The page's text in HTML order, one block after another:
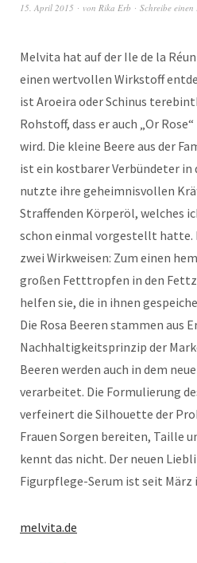
15. April 2015 von Rika Erb Schreibe einen
Melvita hat auf der Ile de la
einen wertvollen Wirkstoff
ist Aroeira oder Schinus
Rohstoff, dass er auch „Or
wird. Die kleine Beere aus der
ist ein kostbarer Verbündeter
nutzte ihre geheimnisvollen
Straffenden Körperöl, welches
schon einmal vorgestellt hatte.
zwei Wirkweisen: Zum einen
großen Fetttropfen in den
helfen sie, die in ihnen
Die Rosa Beeren stammen aus
Nachhaltigkeitsprinzip der
Beeren werden auch in dem
verarbeitet. Die Formulierung
verfeinert die Silhouette der
Frauen Sorgen bereiten, Taille
kennt das nicht. Der neuen
Figurpflege-Serum ist seit März
melvita.de